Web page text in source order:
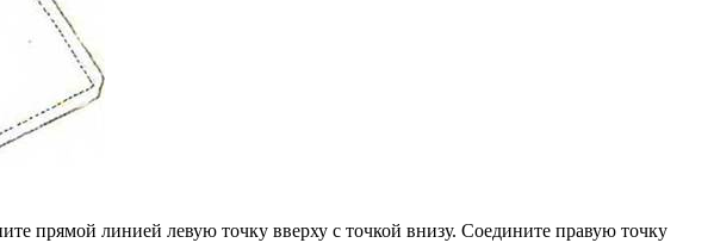
прямой линией левую точку вверху с точкой внизу. Соедините правую точку